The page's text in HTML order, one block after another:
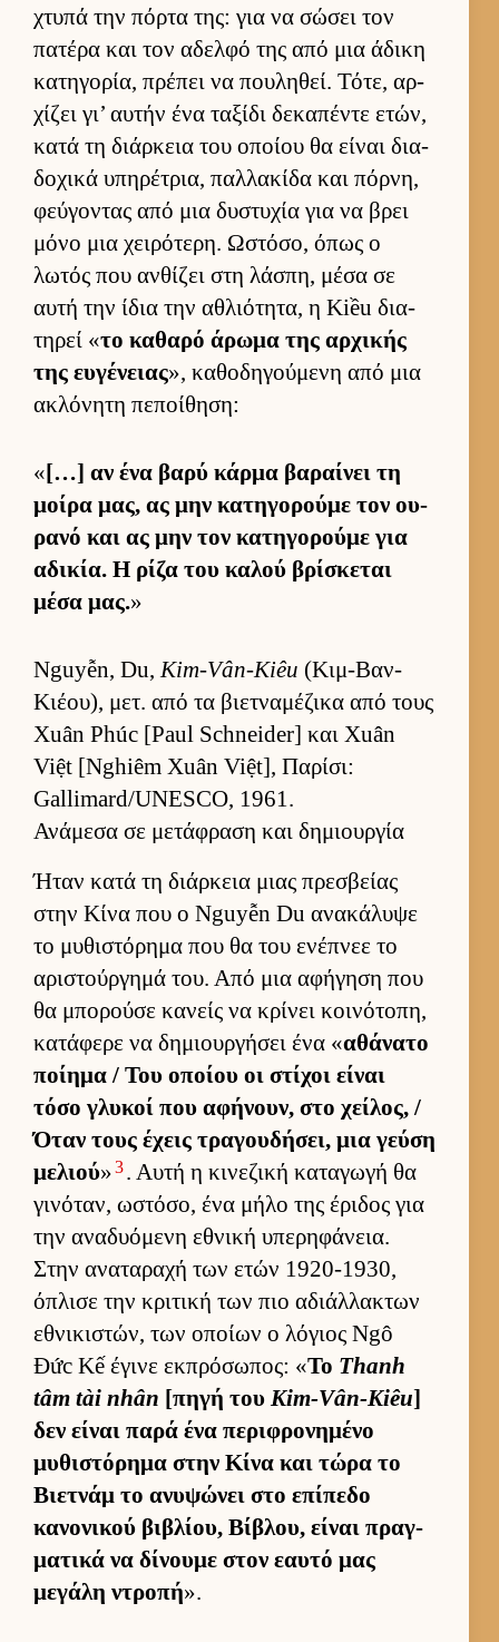
χτυπά την πόρτα της: για να σώσει τον
πατέρα και τον αδελφό της από μια άδικη
κατηγορία, πρέπει να που­ληθεί. Τότε, αρ­
χίζει γι’ αυ­τήν ένα ταξίδι δεκαπέντε ετών,
κατά τη διάρ­κεια του οποίου θα εί­ναι δια­
δοχικά υπηρέτρια, παλ­λακίδα και πόρ­νη,
φεύ­γοντας από μια δυστυχία για να βρει
μόνο μια χει­ρότερη. Ωστόσο, όπως ο
λωτός που αν­θίζει στη λάσπη, μέσα σε
αυτή την ίδια την αθλιότητα, η Kiều δια­
τηρεί «το καθαρό άρωμα της αρ­χικής
της ευ­γένειας», καθοδηγού­μενη από μια
ακλόνητη πεποί­θηση:
«[…] αν ένα βαρύ κάρμα βαραί­νει τη
μοίρα μας, ας μην κατηγορούμε τον ου­
ρανό και ας μην τον κατηγορούμε για
αδικία. Η ρίζα του καλού βρίσκεται
μέσα μας.»
Nguyễn, Du, Kim-Vân-Kiêu (Κιμ-Βαν-
Κιέου), μετ. από τα βιετ­ναμέζικα από τους
Xuân Phúc [Paul Schneider] και Xuân
Việt [Nghiêm Xuân Việt], Παρίσι:
Gallimard/UNESCO, 1961.
Ανάμεσα σε μετάφραση και δημιουργία
Ήταν κατά τη διάρ­κεια μιας πρεσβείας
στην Κίνα που ο Nguyễn Du ανακάλυψε
το μυθιστόρημα που θα του ενέπνεε το
αριστούρ­γημά του. Από μια αφήγηση που
θα μπορούσε κανείς να κρίνει κοι­νότοπη,
κατάφερε να δημιουρ­γήσει ένα «αθάνατο
ποί­ημα / Του οποίου οι στίχοι εί­ναι
τόσο γλυκοί που αφήνουν, στο χεί­λος, /
Όταν τους έχεις τραγου­δήσει, μια γεύση
μελιού»3. Αυτή η κινεζική καταγωγή θα
γινόταν, ωστόσο, ένα μήλο της έριδος για
την αναδυόμενη εθνική υπερηφάνεια.
Στην αναταραχή των ετών 1920-1930,
όπλισε την κριτική των πιο αδιάλ­λακτων
εθνικιστών, των οποίων ο λόγιος Ngô
Đức Kế έγινε εκ­πρόσωπος: «Το Thanh
tâm tài nhân [πηγή του Kim-Vân-Kiêu]
δεν εί­ναι παρά ένα περιφρονημένο
μυθιστόρημα στην Κίνα και τώρα το
Βιετ­νάμ το ανυψώνει στο επίπεδο
κανονικού βιβλίου, Βίβλου, εί­ναι πραγ­
ματικά να δίνουμε στον εαυτό μας
μεγάλη ντροπή».